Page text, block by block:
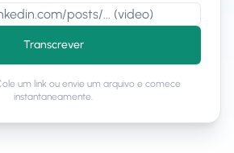
Transcrever
um link ou envie um arquivo e comece
instantaneamente.